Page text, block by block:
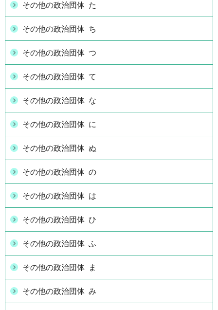
その他の政治団体 た
その他の政治団体 ち
その他の政治団体 つ
その他の政治団体 て
その他の政治団体 な
その他の政治団体 に
その他の政治団体 ぬ
その他の政治団体 の
その他の政治団体 は
その他の政治団体 ひ
その他の政治団体 ふ
その他の政治団体 ま
その他の政治団体 み